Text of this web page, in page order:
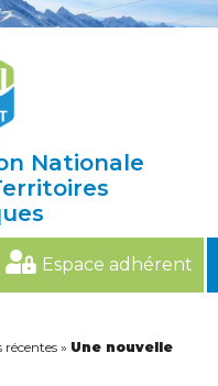
Nationale
Espace adhérent
récentes » Une nouvelle